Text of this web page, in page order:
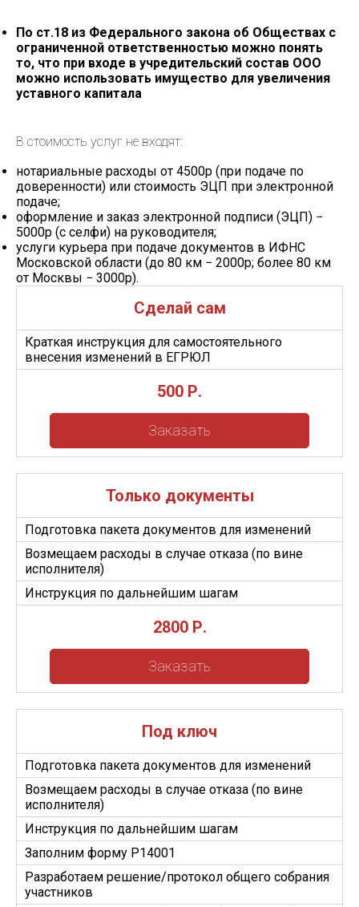
По ст.18 из Федерального закона об Обществах с
ограниченной ответственностью можно понять
то, что при входе в учредительский состав ООО
можно использовать имущество для увеличения
уставного капитала
В стоимость услуг не входят:
нотариальные расходы от 4500p (при подаче по
доверенности) или стоимость ЭЦП при электронной
подаче;
оформление и заказ электронной подписи (ЭЦП) −
5000p (с селфи) на руководителя;
услуги курьера при подаче документов в ИФНС
Московской области (до 80 км − 2000p; более 80 км
от Москвы − 3000p).
Сделай сам
Краткая инструкция для самостоятельного
внесения изменений в ЕГРЮЛ
500 Р.
Заказать
Только документы
Подготовка пакета документов для изменений
Возмещаем расходы в случае отказа (по вине
исполнителя)
Инструкция по дальнейшим шагам
2800 Р.
Заказать
Под ключ
Подготовка пакета документов для изменений
Возмещаем расходы в случае отказа (по вине
исполнителя)
Инструкция по дальнейшим шагам
Заполним форму Р14001
Разработаем решение/протокол общего собрания
участников